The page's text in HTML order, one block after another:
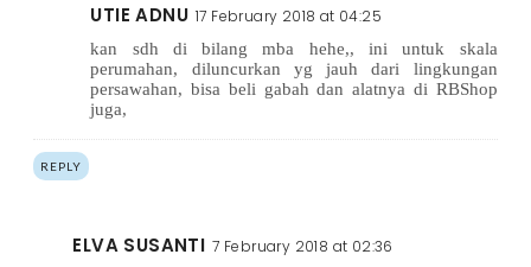
UTIE ADNU 17 February 2018 at 04:25
kan sdh di bilang mba hehe,, ini untuk skala
perumahan, diluncurkan yg jauh dari lingkungan
persawahan, bisa beli gabah dan alatnya di RBShop
juga,
REPLY
ELVA SUSANTI 7 February 2018 at 02:36